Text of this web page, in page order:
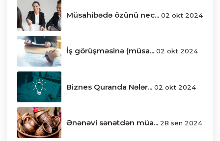
Müsahibədə özünü nec... 02 okt 2024
İş görüşməsinə (müsa... 02 okt 2024
Biznes Quranda Nələr... 02 okt 2024
Ənənəvi sənətdən müa... 28 sen 2024